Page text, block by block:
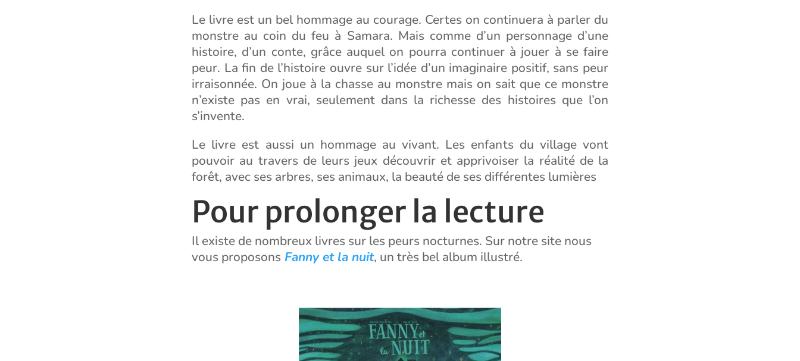
Le livre est un bel hommage au courage. Certes on continuera à parler du
monstre au coin du feu à Samara. Mais comme d’un personnage d’une
histoire, d’un conte, grâce auquel on pourra continuer à jouer à se faire
peur. La fin de l’histoire ouvre sur l’idée d’un imaginaire positif, sans peur
irraisonnée. On joue à la chasse au monstre mais on sait que ce monstre
n’existe pas en vrai, seulement dans la richesse des histoires que l’on
s’invente.
Le livre est aussi un hommage au vivant. Les enfants du village vont
pouvoir au travers de leurs jeux découvrir et apprivoiser la réalité de la
forêt, avec ses arbres, ses animaux, la beauté de ses différentes lumières
Pour prolonger la lecture
Il existe de nombreux livres sur les peurs nocturnes. Sur notre site nous
vous proposons Fanny et la nuit, un très bel album illustré.